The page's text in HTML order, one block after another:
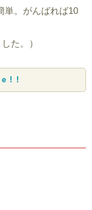
単。がんばれば10
た。）